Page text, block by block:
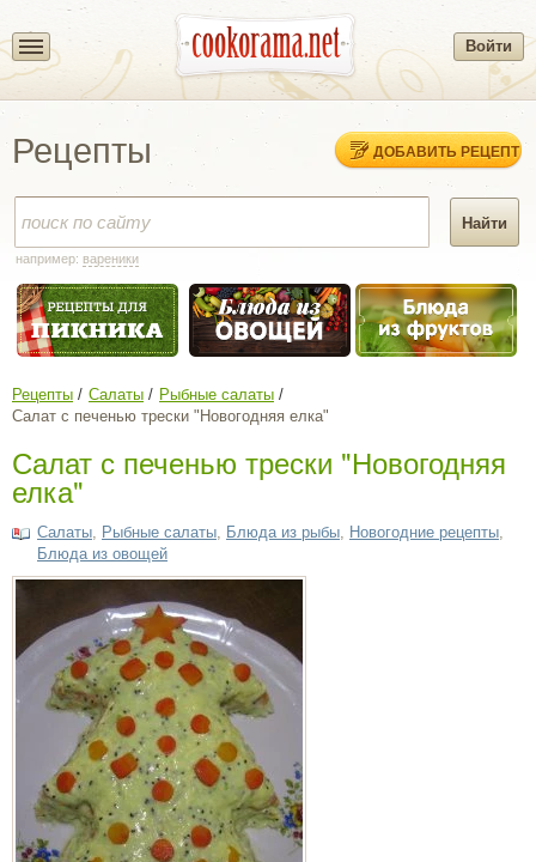
Войти
Рецепты ДОБАВИТЬ РЕЦЕПТ
например: вареники
Рецепты Салаты
Рыбные салаты
Салат с печенью трески "Новогодняя елка"
Салат с печенью трески "Новогодняя
елка"
Салаты Рыбные салаты Блюда из рыбы Новогодние рецепты
Блюда из овощей